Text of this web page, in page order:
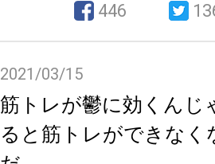
446
2021/03/15
筋トレが鬱に効くんじ
ると筋トレができなく